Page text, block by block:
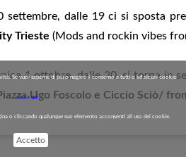
Se vuoi saperne di più o negare il consenso a tutti o ad alcuni cookie
clicca qui.
o cliccando qualunque suo elemento acconsenti all uso dei cookie.
Accetto
settembre, dalle 19 ci si sposta
Trieste (Mods and rockin vibes
1 ottobre, dalle 20, si torna in
Ugo Foscolo e Ciccio Sciò/